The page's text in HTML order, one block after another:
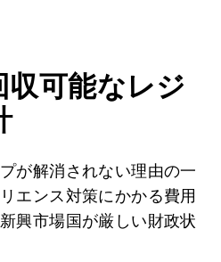
可能なレジ
が解消されない理由の一
エンス対策にかかる費用
興市場国が厳しい財政状